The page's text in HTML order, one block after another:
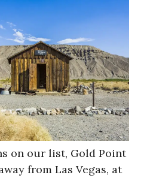
on our list, Gold Point
from Las Vegas, at